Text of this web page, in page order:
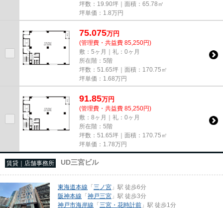
坪数：19.90坪｜面積：65.78㎡
坪単価： 1.8万円
75.075万円
(管理費・共益費 85,250円)
敷：5ヶ月｜礼：0ヶ月
所在階：5階
坪数：51.65坪｜面積：170.75㎡
坪単価： 1.68万円
91.85万円
(管理費・共益費 85,250円)
敷：8ヶ月｜礼：0ヶ月
所在階：5階
坪数：51.65坪｜面積：170.75㎡
坪単価： 1.78万円
賃貸｜店舗事務所 UD三宮ビル
東海道本線 「三ノ宮 」駅 徒歩6分
阪神本線 「神戸三宮 」駅 徒歩3分
神戸市海岸線 「三宮・花時計前 」駅 徒歩1分